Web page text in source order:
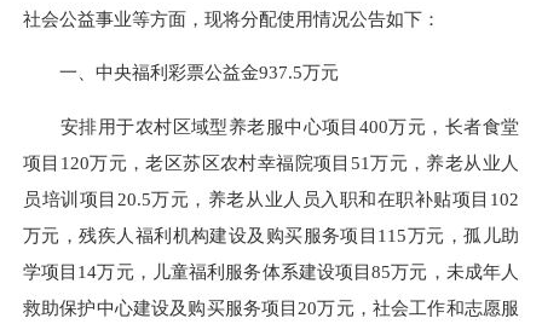
社会公益事业等方面，现将分配使用情况公告如下：
一、 中央福利彩票公益金937.5万元
安排用于农村区域型养老服中心项目400万元，长者食堂
项目120万元，老区苏区农村幸福院项目51万元，养老从业人
员培训项目20.5万元，养老从业人员入职和在职补贴项目102
万元，残疾人福利机构建设及购买服务项目115万元，孤儿助
学项目14万元，儿童福利服务体系建设项目85万元，未成年人
救助保护中心建设及购买服务项目20万元，社会工作和志愿服